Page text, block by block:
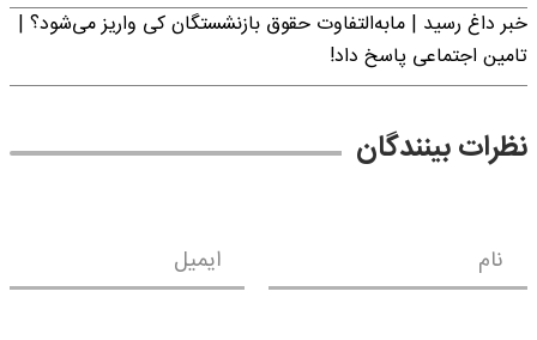
خبر داغ رسید | مابه‌التفاوت حقوق بازنشستگان کی واریز می‌شود؟ |
تامین اجتماعی پاسخ داد!
نظرات بینندگان
نام ایمیل